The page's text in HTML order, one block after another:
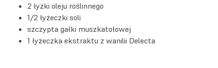
2 łyżki oleju roślinnego
1/2 łyżeczki soli
szczypta gałki muszkatołowej
1 łyżeczka ekstraktu z wanilii Delecta